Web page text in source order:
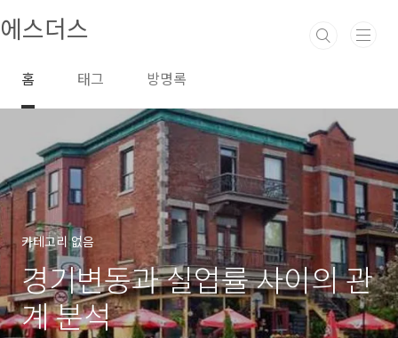
에스더스
홈 태그 방명록
카테고리 없음
경기변동과 실업률 사이의 관
계 분석